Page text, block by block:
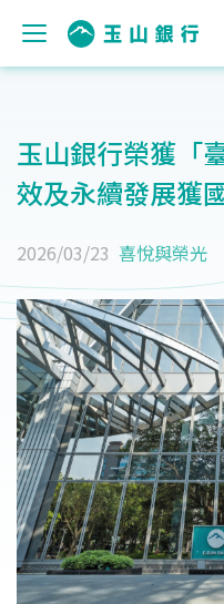
玉山銀行榮獲「
效及永續發展獲
2026/03/23 喜悅與榮光